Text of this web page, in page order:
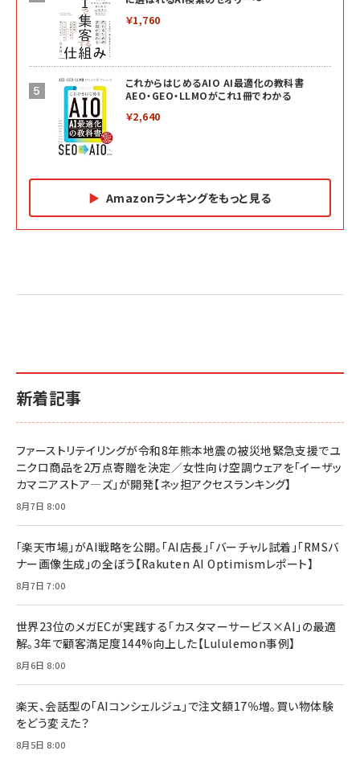
￥1,760
これからはじめるAIO AI最適化の教科書
AEO・GEO・LLMOがこれ1冊でわかる
￥2,640
Amazonランキングをもっと見る
2億円を売り上げたプロが教える note×AI 最強の
小さな会社は戦略が9割
￥1,815
マーケティングの真実 P&G・グリコで学んだ失敗
￥2,200
anan(アンアン)2026/07/01号 No.2501[魅せる
anan(アンアン)2026/06/24号 No.2500増刊
anan(アンアン)2026/07/08号 No.2502[2026
年後半、あなたの恋と運命／山田涼介]
￥880
ママ投資家が育休中に１億貯めた株式投資
￥1,870
￥1,980
ベインキャピタル 企業価値向上力の秘密
ルな本質」
￥2,750
フィードバック経営 「沈黙の組織」から「高め合う
Amazonランキングをもっと見る
新着記事
ファーストリテイリングが令和8年熊本地震の被災地緊急支援でユ
ニクロ商品を2万点寄贈を決定／女性向け空調ウェアを「イーザッ
カマニアストア―ズ」が開発【ネッ担アクセスランキング】
8月7日 8:00
「楽天市場」がAI戦略を公開。「AI店長」「バーチャル試着」「RMSバ
ナー画像生成」の全ぼう【Rakuten AI Optimismレポート】
8月7日 7:00
世界23位のメガECが実践する「カスタマーサービス×AI」の最適
解。3年で顧客満足度144%向上した【Lululemon事例】
8月6日 8:00
楽天、会話型の「AIコンシェルジュ」で注文額17％増。買い物体験
をどう変えた？
8月5日 8:00